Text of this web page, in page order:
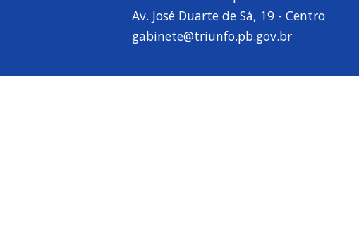
Av. José Duarte de Sá, 19 - Centro
gabinete@triunfo.pb.gov.br